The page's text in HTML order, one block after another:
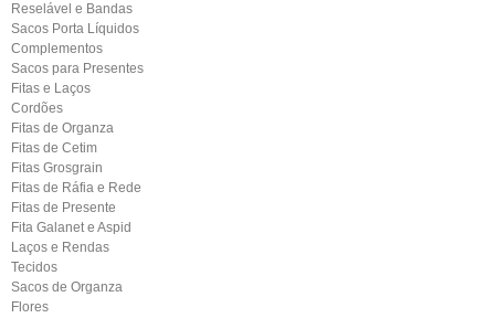
Reselável e Bandas
Sacos Porta Líquidos
Complementos
Sacos para Presentes
Fitas e Laços
Cordões
Fitas de Organza
Fitas de Cetim
Fitas Grosgrain
Fitas de Ráfia e Rede
Fitas de Presente
Fita Galanet e Aspid
Laços e Rendas
Tecidos
Sacos de Organza
Flores